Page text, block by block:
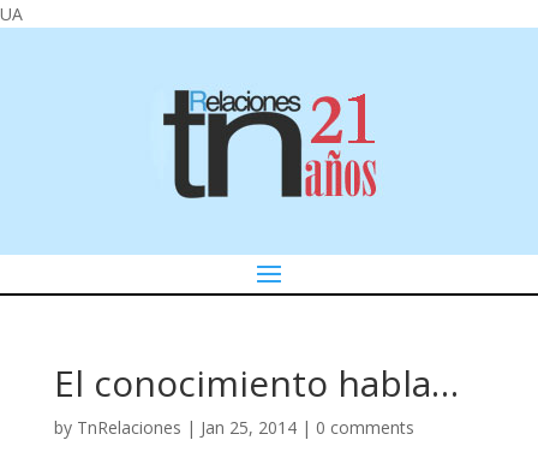
UA
El conocimiento habla…
by TnRelaciones | Jan 25, 2014| 0 comments